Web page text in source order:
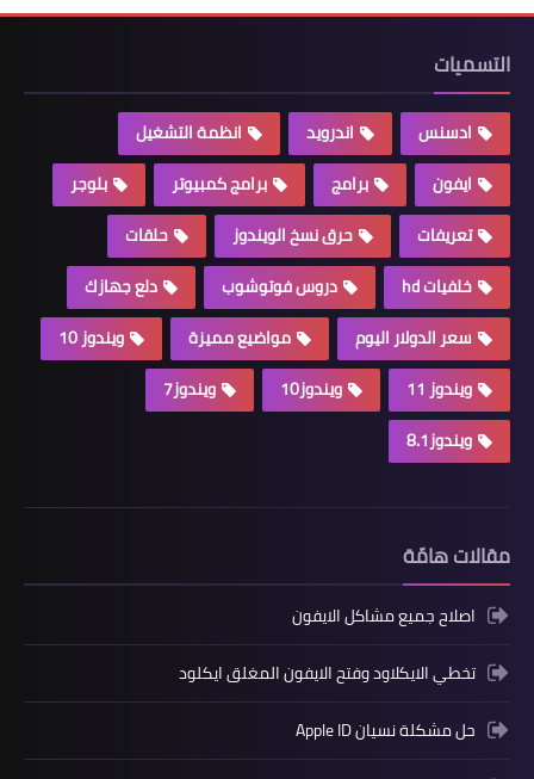
التسميات
ادسنس اندرويد
انظمة التشغيل
ايفون
برامج برامج كمبيوتر
بلوجر
تعريفات
حرق نسخ الويندوز
حلقات
خلفيات hd
دروس فوتوشوب
دلع جهازك
سعر الدولار اليوم
مواضيع مميزة
ويندوز 10
ويندوز 11
ويندوز10
ويندوز7
ويندوز8.1
مقالات هامّة
اصلاح جميع مشاكل الايفون
تخطي الايكلاود وفتح الايفون المغلق ايكلود
حل مشكلة نسيان Apple ID